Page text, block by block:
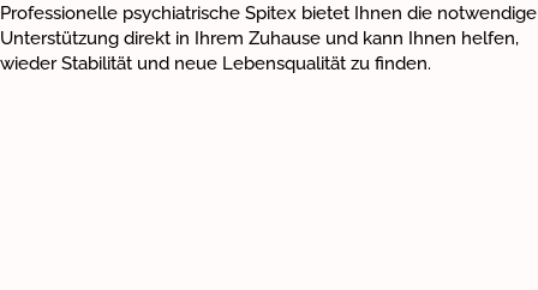
Blog
Professionelle psychiatrische Spitex bietet Ihnen die notwendige
Unterstützung direkt in Ihrem Zuhause und kann Ihnen helfen,
wieder Stabilität und neue Lebensqualität zu finden.